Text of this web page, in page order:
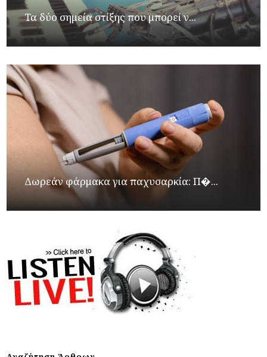
Τα δύο σημεία στίξης που μπορεί ν...
Δωρεάν φάρμακα για παχυσαρκία: Π�...